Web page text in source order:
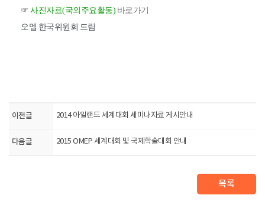
☞ 사진자료(국외주요활동) 바로가기
오멥 한국위원회 드림
이전글 2014 아일랜드 세계대회 세미나자료 게시안내
다음글 2015 OMEP 세계대회 및 국제학술대회 안내
목록